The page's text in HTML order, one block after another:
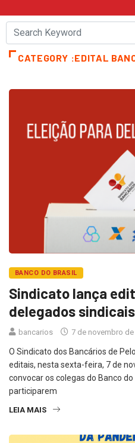
CATEGORY :EDITAL
BANCO DO BRASIL
Sindicato lança
delegados
bancarios 7 de novembro de
O Sindicato dos Bancários de
editais, nesta sexta-feira, 7 de
convocar os colegas do Banco
participarem
LEIA MAIS